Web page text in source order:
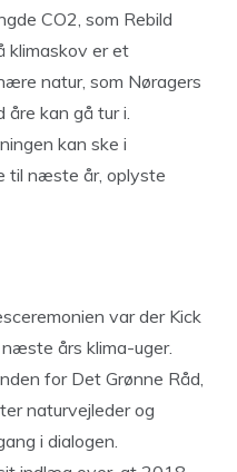
CO2, som Rebild
klimaskov er et
natur, som Nøragers
åre kan gå tur i.
kan ske i
til næste år, oplyste
var der Kick
års klima-uger.
for Det Grønne Råd,
naturvejleder og
i dialogen.